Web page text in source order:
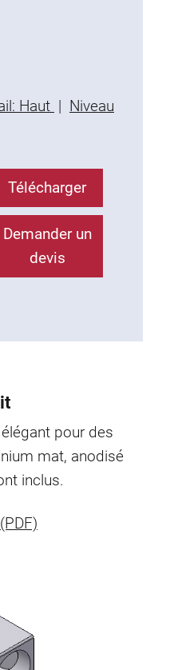
Haut | Niveau
Télécharger
Demander un
devis
pour des
mat, anodisé
inclus.